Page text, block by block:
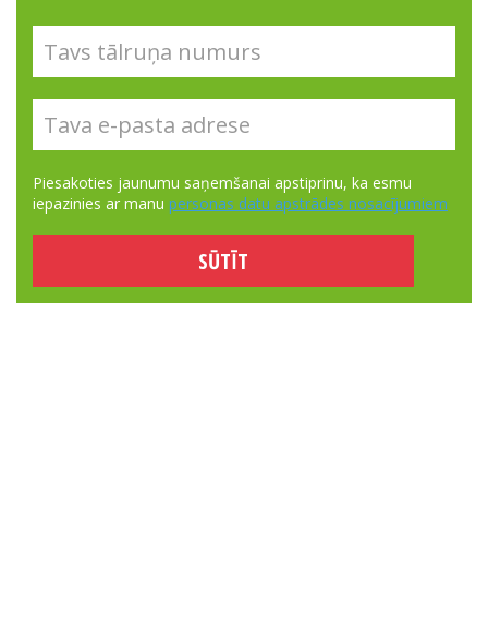
Piesakoties jaunumu saņemšanai apstiprinu, ka esmu
iepazinies ar manu personas datu apstrādes nosacījumiem